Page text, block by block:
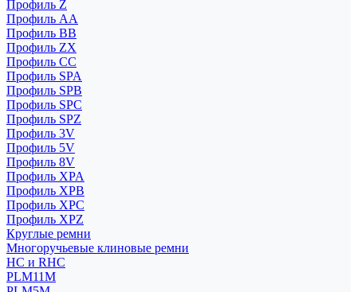
Профиль Z
Профиль АА
Профиль BB
Профиль ZX
Профиль CC
Профиль SPA
Профиль SPB
Профиль SPC
Профиль SPZ
Профиль 3V
Профиль 5V
Профиль 8V
Профиль XPA
Профиль XPB
Профиль XPC
Профиль XPZ
Круглые ремни
Многоручьевые клиновые ремни
HC и RHC
PLM11M